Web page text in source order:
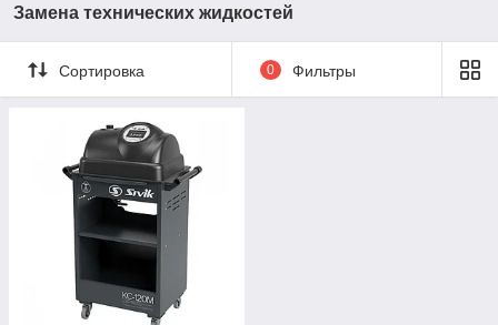
Замена технических жидкостей
Сортировка 0 Фильтры